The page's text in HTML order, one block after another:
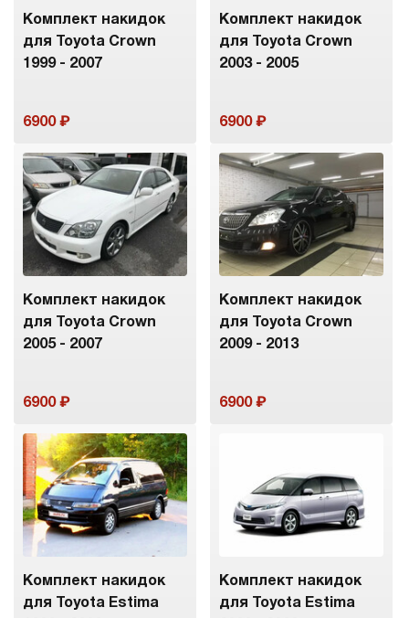
Комплект накидок
для Toyota Crown
1999 - 2007
6900
Комплект накидок
для Toyota Crown
2003 - 2005
6900
Комплект накидок
для Toyota Crown
2005 - 2007
6900
Комплект накидок
для Toyota Crown
2009 - 2013
6900
Комплект накидок
для Toyota Estima
Комплект накидок
для Toyota Estima